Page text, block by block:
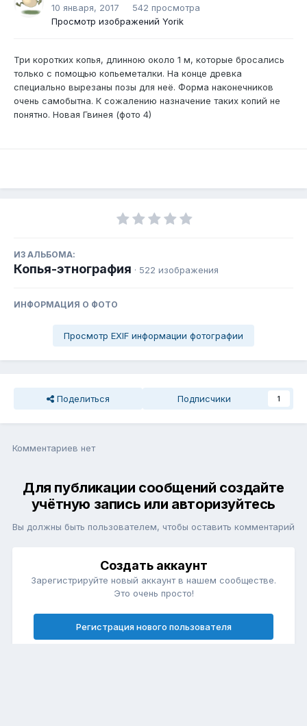
10 января, 2017
542 просмотра
Просмотр изображений Yorik
Три коротких копья, длинною около 1 м, которые бросались
только с помощью копьеметалки. На конце древка
специально вырезаны позы для неё. Форма наконечников
очень самобытна. К сожалению назначение таких копий не
понятно. Новая Гвинея (фото 4)
ИЗ АЛЬБОМА:
Копья-этнография · 522 изображения
ИНФОРМАЦИЯ О ФОТО
Просмотр EXIF информации фотографии
Поделиться Подписчики 1
Комментариев нет
Для публикации сообщений создайте
учётную запись или авторизуйтесь
Вы должны быть пользователем, чтобы оставить комментарий
Создать аккаунт
Зарегистрируйте новый аккаунт в нашем сообществе.
Это очень просто!
Регистрация нового пользователя